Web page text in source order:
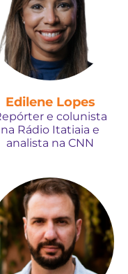
Edilene Lopes
e colunista
na Rádio Itatiaia e
analista na CNN